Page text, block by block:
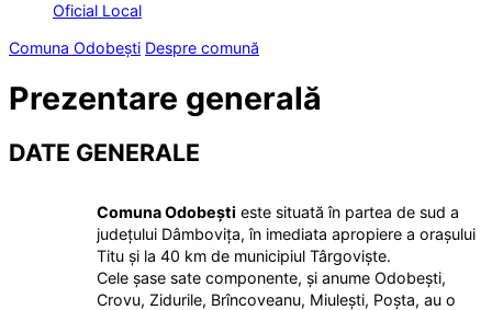
Oficial Local
Comuna Odobești Despre comună
Prezentare generală
DATE GENERALE
Comuna Odobești este situată în partea de sud a
județului Dâmbovița, în imediata apropiere a orașului
Titu și la 40 km de municipiul Târgoviște.
Cele șase sate componente, și anume Odobești,
Crovu, Zidurile, Brîncoveanu, Miulești, Poșta, au o